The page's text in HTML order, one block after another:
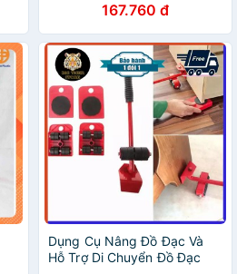
167.760 đ
Dụng Cụ Nâng Đồ Đạc Và
Hỗ Trợ Di Chuyển Đồ Đạc